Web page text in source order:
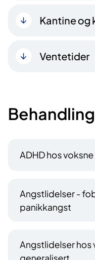
Kantine og
Ventetider
ADHD hos voksne
Angstlidelser -
panikkangst
Angstlidelser hos
generalisert